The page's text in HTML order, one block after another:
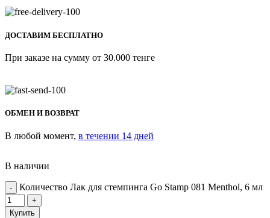
ДОСТАВИМ БЕСПЛАТНО
При заказе на сумму от 30.000 тенге
ОБМЕН И ВОЗВРАТ
В любой момент, в течении 14 дней
В наличии
Количество Лак для стемпинга Go Stamp 081 Menthol, 6 мл
Купить